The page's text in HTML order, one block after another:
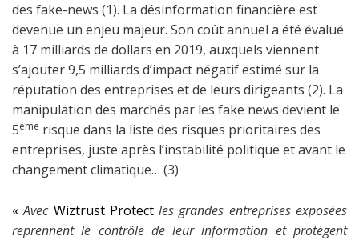
des fake-news (1). La désinformation financière est
devenue un enjeu majeur. Son coût annuel a été évalué
à 17 milliards de dollars en 2019, auxquels viennent
s’ajouter 9,5 milliards d’impact négatif estimé sur la
réputation des entreprises et de leurs dirigeants (2). La
manipulation des marchés par les fake news devient le
5ème risque dans la liste des risques prioritaires des
entreprises, juste après l’instabilité politique et avant le
changement climatique… (3)
«Avec Wiztrust Protectles grandes entreprises exposées
reprennent le contrôle de leur information et protègent